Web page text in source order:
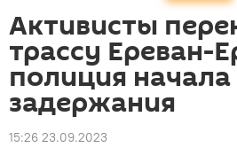
Активисты
трассу Ереван-
полиция начала
задержания
15:26 23.09.2023